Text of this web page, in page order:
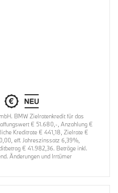
BMW Zielratenkredit für das
€ 51.680,-, Anzahlung €
Kreditrate € 441,18, Zielrate €
eff. Jahreszinssatz 6,39%,
€ 41.982,36. Beträge inkl.
Änderungen und Irrtümer